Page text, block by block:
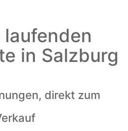
laufenden
in Salzburg
direkt zum